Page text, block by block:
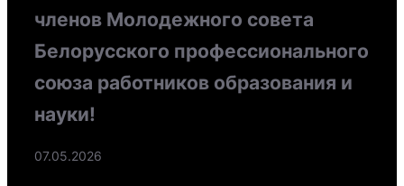
членов Молодежного совета
Белорусского профессионального
союза работников образования и
науки!
07.05.2026